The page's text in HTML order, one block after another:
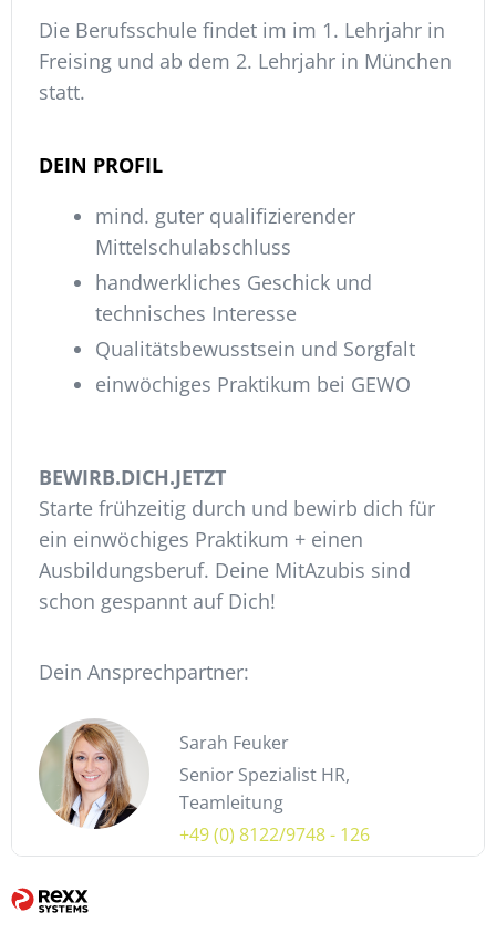
Die Berufsschule findet im im 1. Lehrjahr in
Freising und ab dem 2. Lehrjahr in München
statt.
DEIN PROFIL
mind. guter qualifizierender
Mittelschulabschluss
handwerkliches Geschick und
technisches Interesse
Qualitätsbewusstsein und Sorgfalt
einwöchiges Praktikum bei GEWO
BEWIRB.DICH.JETZT
Starte frühzeitig durch und bewirb dich für
ein einwöchiges Praktikum + einen
Ausbildungsberuf. Deine MitAzubis sind
schon gespannt auf Dich!
Dein Ansprechpartner:
Sarah Feuker
Senior Spezialist HR,
Teamleitung
+49 (0) 8122/9748 - 126